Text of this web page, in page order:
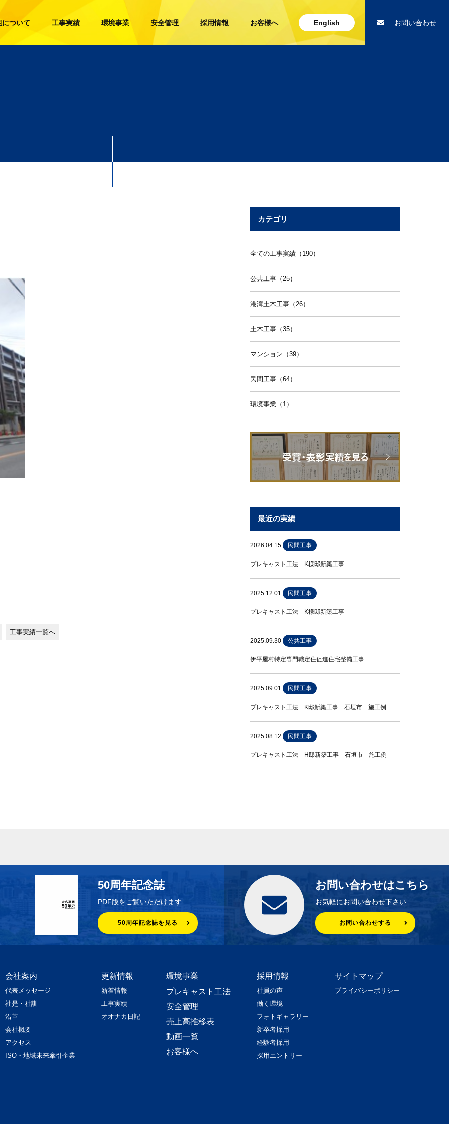
ついて 工事実績 環境事業 安全管理 採用情報 お客様へ English お問い合わせ
工事実績一覧へ
カテゴリ
全ての工事実績（190）
公共工事（25）
港湾土木工事（26）
土木工事（35）
マンション（39）
民間工事（64）
環境事業（1）
最近の実績
2026.04.15 民間工事
プレキャスト工法 K様邸新築工事
2025.12.01 民間工事
プレキャスト工法 K様邸新築工事
2025.09.30 公共工事
伊平屋村特定専門職定住促進住宅整備工事
2025.09.01 民間工事
プレキャスト工法 K邸新築工事 石垣市 施工例
2025.08.12 民間工事
プレキャスト工法 H邸新築工事 石垣市 施工例
50周年記念誌
PDF版をご覧いただけます
50周年記念誌を見る
お問い合わせはこちら
お気軽にお問い合わせ下さい
お問い合わせする
会社案内
代表メッセージ
社是・社訓
沿革
会社概要
アクセス
ISO・地域未来牽引企業
更新情報
新着情報
工事実績
オオナカ日記
環境事業
プレキャスト工法
安全管理
売上高推移表
動画一覧
お客様へ
採用情報
社員の声
働く環境
フォトギャラリー
新卒者採用
経験者採用
採用エントリー
サイトマップ
プライバシーポリシー